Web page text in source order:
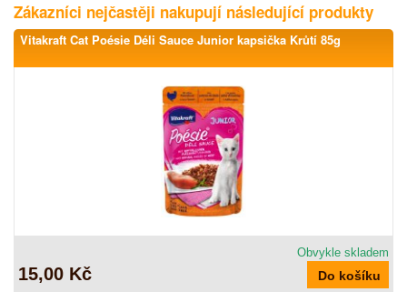
Zákazníci nejčastěji nakupují následující produkty
Vitakraft Cat Poésie Déli Sauce Junior kapsička Krůtí 85g
Obvykle skladem
15,00 Kč